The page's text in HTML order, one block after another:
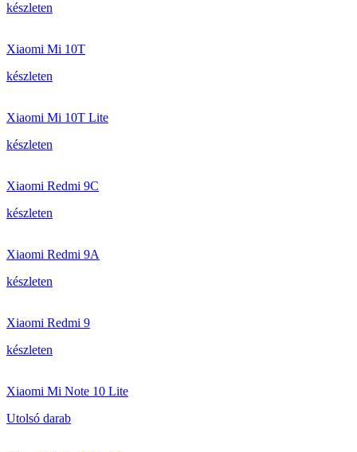
készleten
Xiaomi Mi 10T
készleten
Xiaomi Mi 10T Lite
készleten
Xiaomi Redmi 9C
készleten
Xiaomi Redmi 9A
készleten
Xiaomi Redmi 9
készleten
Xiaomi Mi Note 10 Lite
Utolsó darab